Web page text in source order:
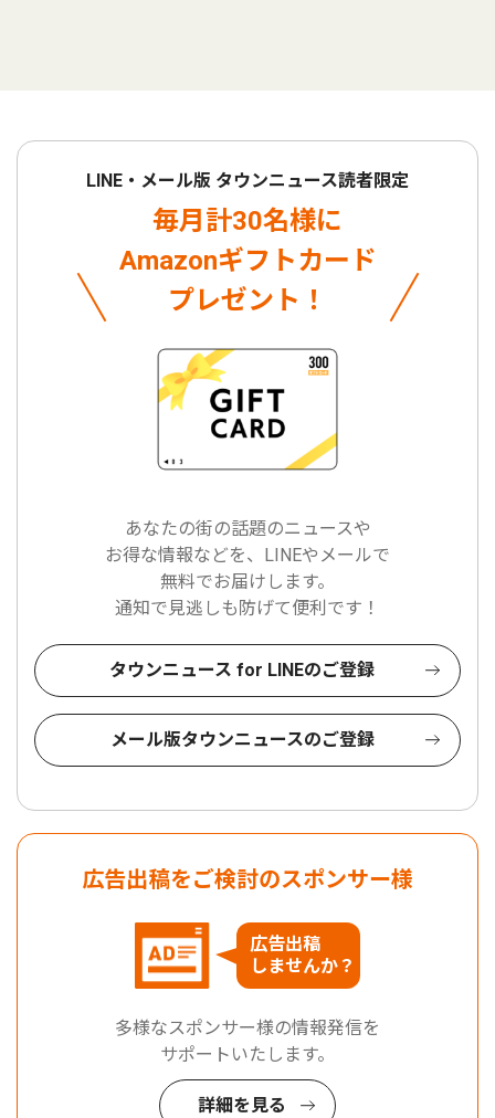
LINE・メール版 タウンニュース読者限定
毎月計30名様に
Amazonギフトカード
プレゼント！
あなたの街の話題のニュースや
お得な情報などを、LINEやメールで
無料でお届けします。
通知で見逃しも防げて便利です！
タウンニュース for LINEのご登録
メール版タウンニュースのご登録
広告出稿をご検討のスポンサー様
広告出稿
しませんか？
多様なスポンサー様の情報発信を
サポートいたします。
詳細を見る